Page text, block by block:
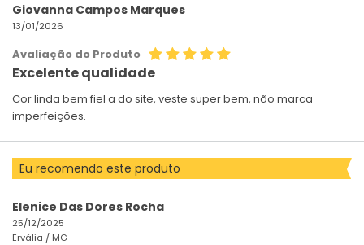
Giovanna Campos Marques
13/01/2026
Avaliação do Produto
Excelente qualidade
Cor linda bem fiel a do site, veste super bem, não marca
imperfeições.
Eu recomendo este produto
Elenice Das Dores Rocha
25/12/2025
Ervália / MG